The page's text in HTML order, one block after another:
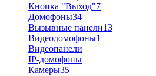
Кнопка "Выход"7
Домофоны34
Вызывные панели13
Видеодомофоны1
Видеопанели
IP-домофоны
Камеры35